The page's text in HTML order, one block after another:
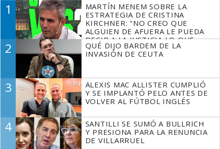
1
MARTÍN MENEM SOBRE LA
ESTRATEGIA DE CRISTINA
KIRCHNER: "NO CREO QUE
ALGUIEN DE AFUERA LE PUEDA
DECIR A LA JUSTICIA LO QUE
TIENE QUE HACER"
2
QUÉ DIJO BARDEM DE LA
INVASIÓN DE CEUTA
3
ALEXIS MAC ALLISTER CUMPLIÓ
Y SE IMPLANTÓ PELO ANTES DE
VOLVER AL FÚTBOL INGLÉS
4
SANTILLI SE SUMÓ A BULLRICH
Y PRESIONA PARA LA RENUNCIA
DE VILLARRUEL